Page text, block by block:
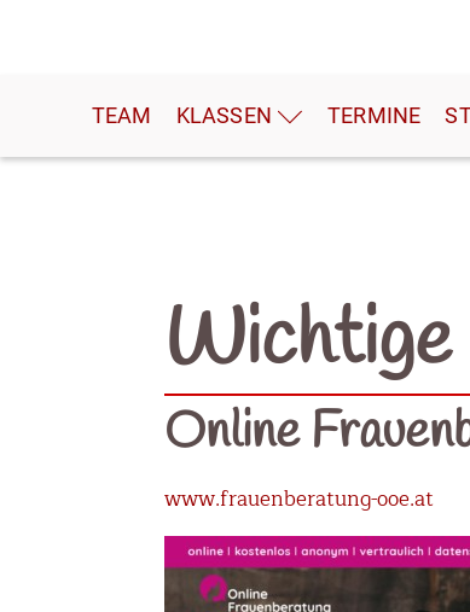
TEAM KLASSEN TERMINE
Online
www.frauenberatung-ooe.at